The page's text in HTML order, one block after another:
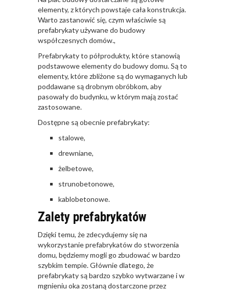
elementy, z których powstaje cała konstrukcja.
Warto zastanowić się, czym właściwie są
prefabrykaty używane do budowy
współczesnych domów.,
Prefabrykaty to półprodukty, które stanowią
podstawowe elementy do budowy domu. Są to
elementy, które zbliżone są do wymaganych lub
poddawane są drobnym obróbkom, aby
pasowały do budynku, w którym mają zostać
zastosowane.
Dostępne są obecnie prefabrykaty:
stalowe,
drewniane,
żelbetowe,
strunobetonowe,
kablobetonowe.
Zalety prefabrykatów
Dzięki temu, że zdecydujemy się na
wykorzystanie prefabrykatów do stworzenia
domu, będziemy mogli go zbudować w bardzo
szybkim tempie. Głównie dlatego, że
prefabrykaty są bardzo szybko wytwarzane i w
mgnieniu oka zostaną dostarczone przez